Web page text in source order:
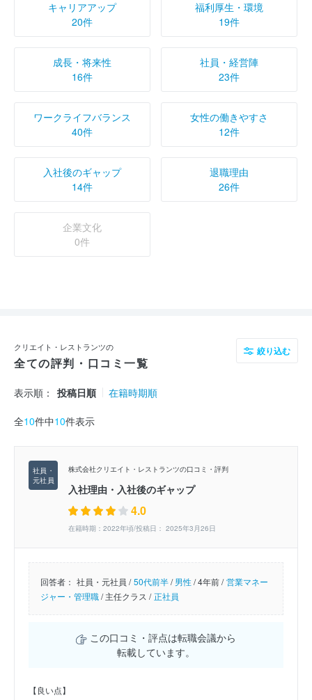
キャリアアップ
20件
福利厚生・環境
19件
成長・将来性
16件
社員・経営陣
23件
ワークライフバランス
40件
女性の働きやすさ
12件
入社後のギャップ
14件
退職理由
26件
企業文化
0件
クリエイト・レストランツの
全ての評判・口コミ一覧
絞り込む
表示順： 投稿日順 在籍時期順
全10件中10件表示
株式会社クリエイト・レストランツの口コミ・評判
入社理由・入社後のギャップ
4.0
在籍時期：2022年頃/投稿日： 2025年3月26日
回答者： 社員・元社員 / 50代前半/男性/4年前 / 営業マネー
ジャー・管理職/主任クラス / 正社員
この口コミ・評点は転職会議から
転載しています。
【良い点】